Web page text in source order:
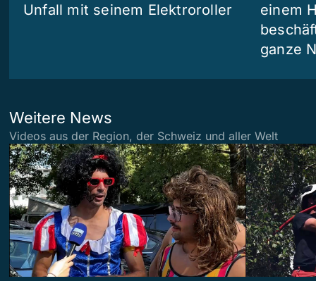
Unfall mit seinem Elektroroller
einem
ganze
Weitere News
Videos aus der Region, der Schweiz und aller Welt